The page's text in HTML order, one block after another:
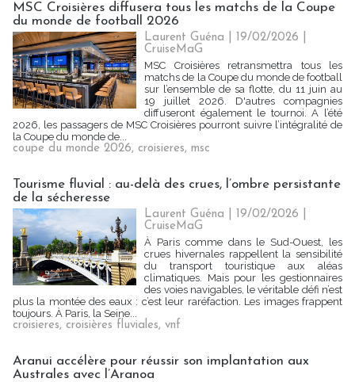
MSC Croisières diffusera tous les matchs de la Coupe
du monde de football 2026
Laurent Guéna | 19/02/2026
CruiseMaG
MSC Croisières retransmettra tous les
matchs de la Coupe du monde de football
sur l’ensemble de sa flotte, du 11 juin au
19 juillet 2026. D'autres compagnies
diffuseront également le tournoi. A l’été
2026, les passagers de MSC Croisières pourront suivre l’intégralité de
la Coupe du monde de...
coupe du monde 2026, croisieres, msc
Tourisme fluvial : au-delà des crues, l’ombre persistante
de la sécheresse
Laurent Guéna | 19/02/2026
CruiseMaG
À Paris comme dans le Sud-Ouest, les
crues hivernales rappellent la sensibilité
du transport touristique aux aléas
climatiques. Mais pour les gestionnaires
des voies navigables, le véritable défi n’est
plus la montée des eaux : c’est leur raréfaction. Les images frappent
toujours. À Paris, la Seine...
croisieres, croisières fluviales, vnf
Aranui accélère pour réussir son implantation aux
Australes avec l’Aranoa